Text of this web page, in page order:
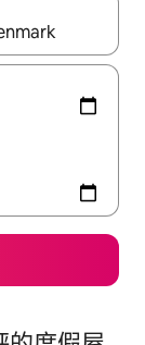
輕點、滑動裝置。